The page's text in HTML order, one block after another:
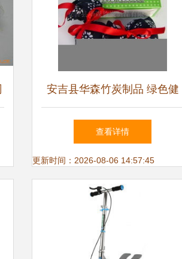
安吉县华森竹炭制品 绿色健
康生活，从竹炭保健器械开始
查看详情
更新时间：2026-08-06 14:57:45